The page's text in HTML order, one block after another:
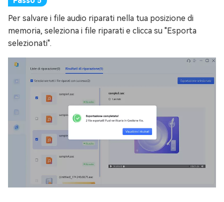
Per salvare i file audio riparati nella tua posizione di
memoria, seleziona i file riparati e clicca su "Esporta
selezionati".